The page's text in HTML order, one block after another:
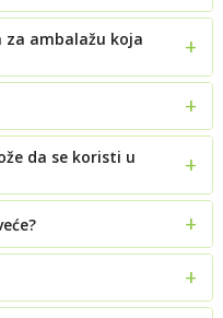
ambalažu koja
da se koristi u